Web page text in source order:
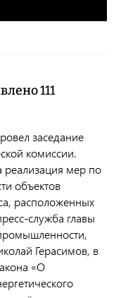
111
заседание
комиссии.
реализация мер по
объектов
расположенных
служба главы
Герасимов, в
«О